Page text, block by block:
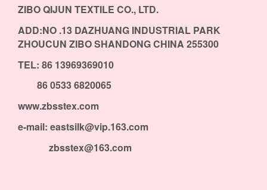
ZIBO QIJUN TEXTILE CO., LTD.
ADD:NO .13 DAZHUANG INDUSTRIAL PARK
ZHOUCUN ZIBO SHANDONG CHINA 255300
TEL: 86 13969369010
86 0533 6820065
www.zbsstex.com
e-mail: eastsilk@vip.163.com
zbsstex@163.com